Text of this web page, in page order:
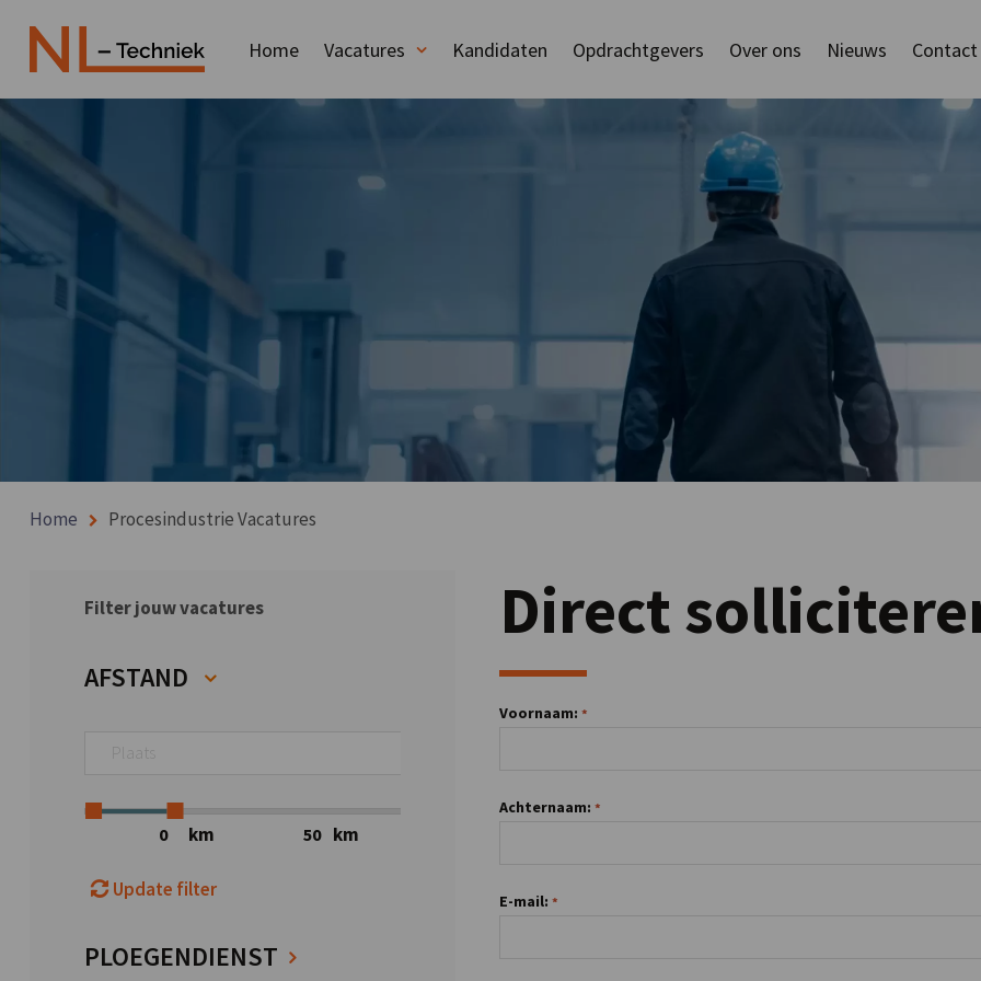
Home Vacatures Kandidaten Opdrachtgevers Over ons Nieuws Contact
Home Procesindustrie Vacatures
Filter jouw vacatures
AFSTAND
km km
Update filter
PLOEGENDIENST
Direct
Voornaam:
Achternaam:
E-mail: